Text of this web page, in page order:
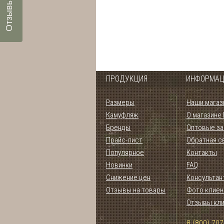
ПРОДУКЦИЯ
Размеры
Камуфляж
Бренды
Прайс-лист
Популярное
Новинки
Снижение цен
Отзывы на товары
Наши
О магазине
Оптовые
Обратная
Контакты
FAQ
Фото
Отзывы